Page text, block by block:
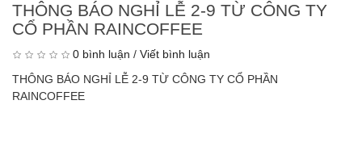
THÔNG BÁO NGHỈ LỄ 2-9 TỪ CÔNG TY
CỔ PHẦN RAINCOFFEE
0 bình luận / Viết bình luận
THÔNG BÁO NGHỈ LỄ 2-9 TỪ CÔNG TY CỔ PHẦN
RAINCOFFEE